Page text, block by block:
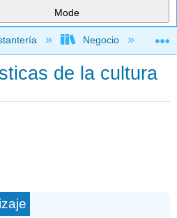
Mode
jerarquía global
Negocio
de la cultura